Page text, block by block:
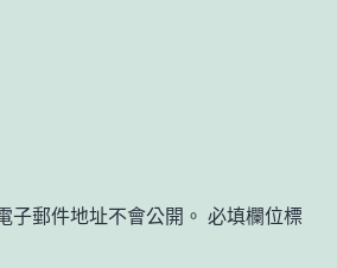
子郵件地址不會公開。 必填欄位標